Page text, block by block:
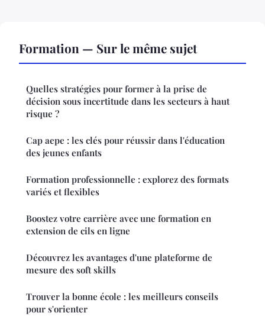
Formation — Sur le même sujet
Quelles stratégies pour former à la prise de
décision sous incertitude dans les secteurs à haut
risque ?
Cap aepe : les clés pour réussir dans l'éducation
des jeunes enfants
Formation professionnelle : explorez des formats
variés et flexibles
Boostez votre carrière avec une formation en
extension de cils en ligne
Découvrez les avantages d'une plateforme de
mesure des soft skills
Trouver la bonne école : les meilleurs conseils
pour s'orienter